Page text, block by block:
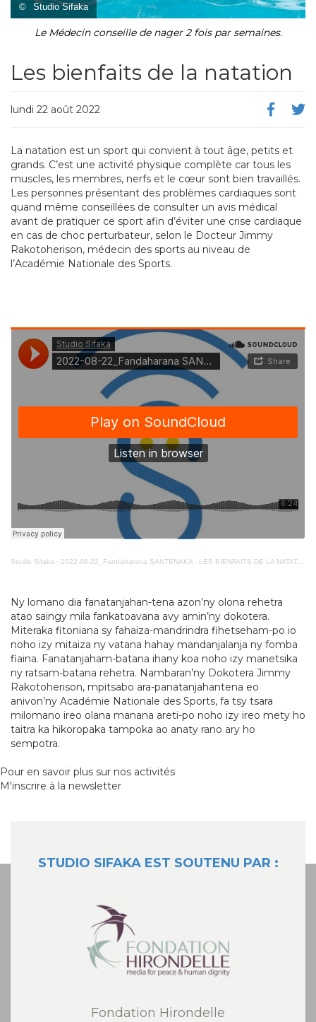
© Studio Sifaka
Le Médecin conseille de nager 2 fois par semaines.
Les bienfaits de la natation
lundi 22 août 2022
La natation est un sport qui convient à tout âge, petits et
grands. C’est une activité physique complète car tous les
muscles, les membres, nerfs et le cœur sont bien travaillés.
Les personnes présentant des problèmes cardiaques sont
quand même conseillées de consulter un avis médical
avant de pratiquer ce sport afin d’éviter une crise cardiaque
en cas de choc perturbateur, selon le Docteur Jimmy
Rakotoherison, médecin des sports au niveau de
l’Académie Nationale des Sports.
Studio Sifaka · 2022-08-22_Fandaharana SANTENAKA - LES BIENFAITS DE LA NATATION
Ny lomano dia fanatanjahan-tena azon’ny olona rehetra
atao saingy mila fankatoavana avy amin’ny dokotera.
Miteraka fitoniana sy fahaiza-mandrindra fihetseham-po io
noho izy mitaiza ny vatana hahay mandanjalanja ny fomba
fiaina. Fanatanjaham-batana ihany koa noho izy manetsika
ny ratsam-batana rehetra. Nambaran’ny Dokotera Jimmy
Rakotoherison, mpitsabo ara-panatanjahantena eo
anivon’ny Académie Nationale des Sports, fa tsy tsara
milomano ireo olana manana areti-po noho izy ireo mety ho
taitra ka hikoropaka tampoka ao anaty rano ary ho
sempotra.
Pour en savoir plus sur nos activités
M'inscrire à la newsletter
STUDIO SIFAKA EST SOUTENU PAR :
Fondation Hirondelle